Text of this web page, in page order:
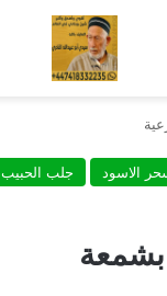
الاسود جلب الحبيب